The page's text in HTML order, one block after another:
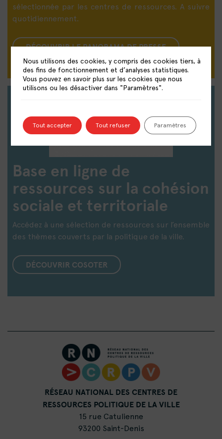
sélectionnée par les centres de ressources. A suivre
quotidiennement.
DÉCOUVRIR LE PANORAMA DE PRESSE
Base en ligne de
ressources sur la cohésion
sociale et territoriale
Accédez à une sélection de ressources sur l’ensemble
des thèmes couverts par la politique de la ville.
DÉCOUVRIR COSOTER
RÉSEAU NATIONAL DES CENTRES DE
RESSOURCES POLITIQUE DE LA VILLE
15 rue Catulienne
93200 Saint-Denis
Nous utilisons des cookies, y compris des cookies tiers, à
des fins de fonctionnement et d’analyses statistiques.
Vous pouvez en savoir plus sur les cookies que nous
utilisons ou les désactiver dans "Paramètres".
Tout accepter Tout refuser Paramètres